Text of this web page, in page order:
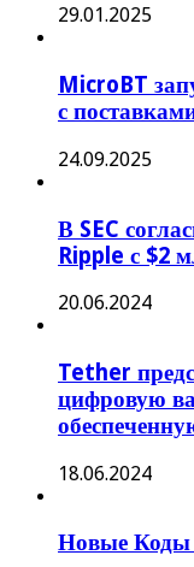
29.01.2025
MicroBT
с
24.09.2025
В SEC
Ripple с $2
20.06.2024
Tether
цифровую
18.06.2024
Новые Коды